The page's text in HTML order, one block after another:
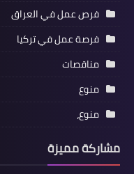
فرص عمل في العراق
فرصة عمل في تركيا
مناقصات
منوع
منوع،
مشاركة مميزة